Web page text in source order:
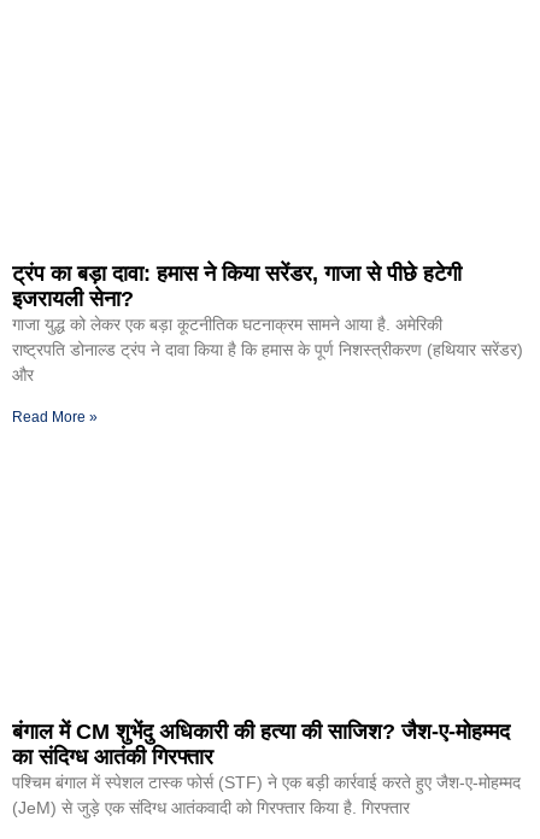
ट्रंप का बड़ा दावा: हमास ने किया सरेंडर, गाजा से पीछे हटेगी
इजरायली सेना?
गाजा युद्ध को लेकर एक बड़ा कूटनीतिक घटनाक्रम सामने आया है. अमेरिकी
राष्ट्रपति डोनाल्ड ट्रंप ने दावा किया है कि हमास के पूर्ण निशस्त्रीकरण (हथियार सरेंडर)
और
Read More »
बंगाल में CM शुभेंदु अधिकारी की हत्या की साजिश? जैश-ए-मोहम्मद
का संदिग्ध आतंकी गिरफ्तार
पश्चिम बंगाल में स्पेशल टास्क फोर्स (STF) ने एक बड़ी कार्रवाई करते हुए जैश-ए-मोहम्मद
(JeM) से जुड़े एक संदिग्ध आतंकवादी को गिरफ्तार किया है. गिरफ्तार